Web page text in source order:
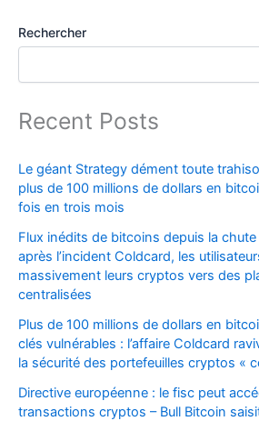
Rechercher
Recent Posts
Le géant Strategy dément toute
plus de 100 millions de dollars en
fois en trois mois
Flux inédits de bitcoins depuis la
après l’incident Coldcard, les
massivement leurs cryptos vers des
centralisées
Plus de 100 millions de dollars en
clés vulnérables : l’affaire Coldcard
la sécurité des portefeuilles cryptos «
Directive européenne : le fisc peut
transactions cryptos – Bull Bitcoin